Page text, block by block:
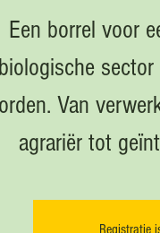
Een borrel voor
biologische
Van
agrariër tot
Registratie